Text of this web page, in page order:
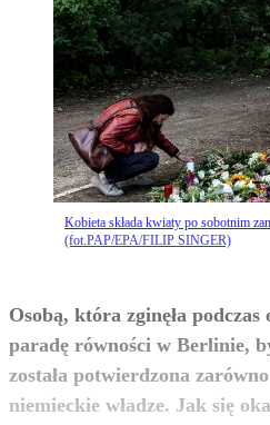
Kobieta składa kwiaty po sobotnim
(fot.PAP/EPA/FILIP SINGER)
Osobą, która zginęła
paradę równości w Berlinie,
została potwierdzona
niemieckie władze. Jak się